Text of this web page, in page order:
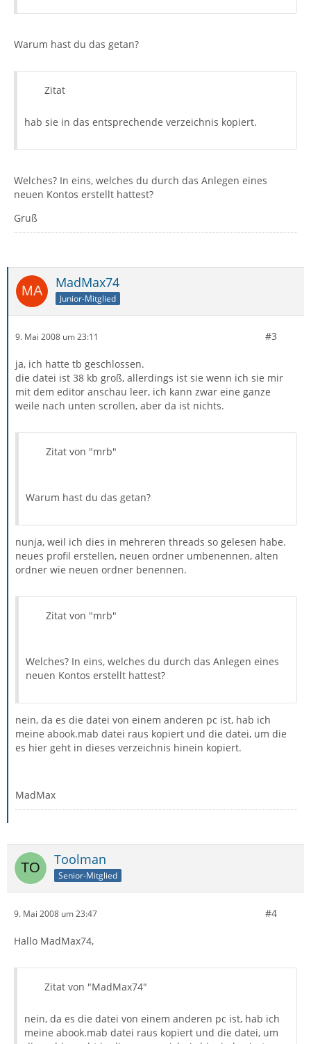
Warum hast du das getan?
Zitat
hab sie in das entsprechende verzeichnis kopiert.
Welches? In eins, welches du durch das Anlegen eines
neuen Kontos erstellt hattest?
Gruß
MadMax74
Junior-Mitglied
9. Mai 2008 um 23:11 #3
ja, ich hatte tb geschlossen.
die datei ist 38 kb groß, allerdings ist sie wenn ich sie mir
mit dem editor anschau leer, ich kann zwar eine ganze
weile nach unten scrollen, aber da ist nichts.
Zitat von "mrb"
Warum hast du das getan?
nunja, weil ich dies in mehreren threads so gelesen habe.
neues profil erstellen, neuen ordner umbenennen, alten
ordner wie neuen ordner benennen.
Zitat von "mrb"
Welches? In eins, welches du durch das Anlegen eines
neuen Kontos erstellt hattest?
nein, da es die datei von einem anderen pc ist, hab ich
meine abook.mab datei raus kopiert und die datei, um die
es hier geht in dieses verzeichnis hinein kopiert.
MadMax
Toolman
Senior-Mitglied
9. Mai 2008 um 23:47 #4
Hallo MadMax74,
Zitat von "MadMax74"
nein, da es die datei von einem anderen pc ist, hab ich
meine abook.mab datei raus kopiert und die datei, um